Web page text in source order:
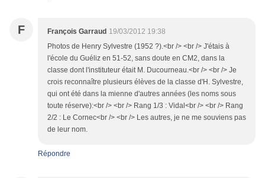
F François Garraud 19/03/2012 19:38
Photos de Henry Sylvestre (1952 ?).<br /> <br /> J'étais à
l'école du Guéliz en 51-52, sans doute en CM2, dans la
classe dont l'instituteur était M. Ducourneau.<br /> <br /> Je
crois reconnaître plusieurs élèves de la classe d'H. Sylvestre,
qui ont été dans la mienne d'autres années (les noms sous
toute réserve):<br /> <br /> Rang 1/3 : Vidal<br /> <br /> Rang
2/2 : Le Cornec<br /> <br /> Les autres, je ne me souviens pas
de leur nom.
Répondre